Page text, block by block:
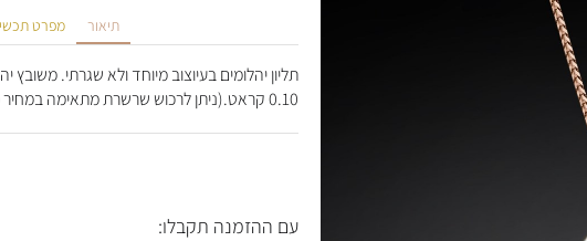
תיאור מפרט
0.10 קראט.(ניתן לרכוש שרשרת מתאימה במחיר מוזל).
עם ההזמנה תקבלו: